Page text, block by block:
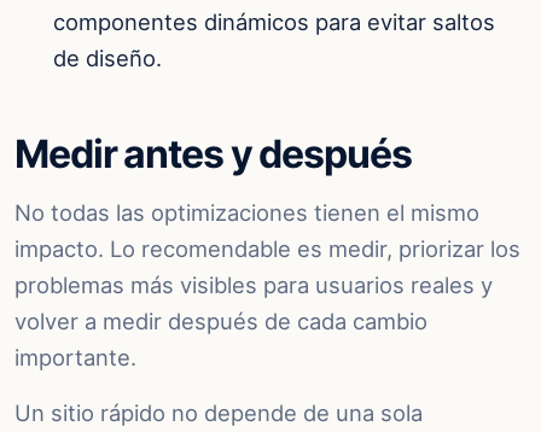
componentes dinámicos para evitar saltos
de diseño.
Medir antes y después
No todas las optimizaciones tienen el mismo
impacto. Lo recomendable es medir, priorizar los
problemas más visibles para usuarios reales y
volver a medir después de cada cambio
importante.
Un sitio rápido no depende de una sola